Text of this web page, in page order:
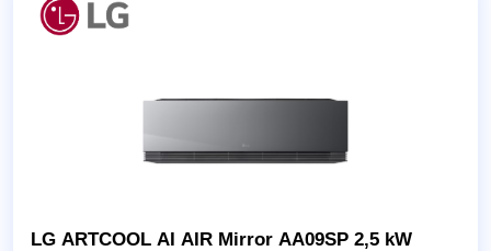
LG ARTCOOL AI AIR Mirror AA09SP 2,5 kW